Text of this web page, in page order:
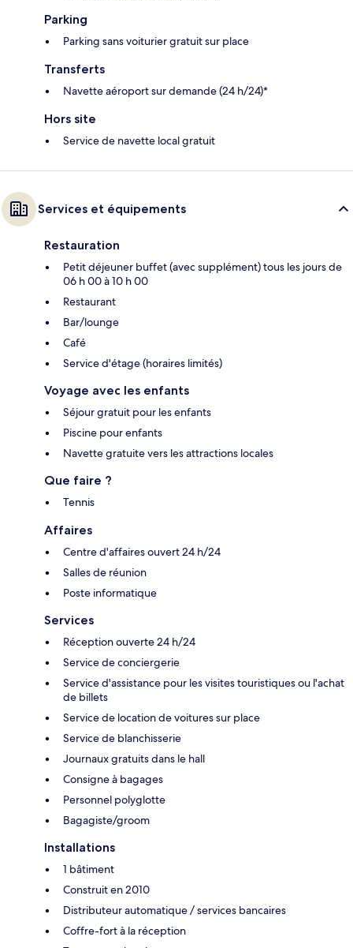
Parking
Parking sans voiturier gratuit sur place
Transferts
Navette aéroport sur demande (24 h/24)*
Hors site
Service de navette local gratuit
Services et équipements
Restauration
Petit déjeuner buffet (avec supplément) tous les jours de
06 h 00 à 10 h 00
Restaurant
Bar/lounge
Café
Service d'étage (horaires limités)
Voyage avec les enfants
Séjour gratuit pour les enfants
Piscine pour enfants
Navette gratuite vers les attractions locales
Que faire ?
Tennis
Affaires
Centre d'affaires ouvert 24 h/24
Salles de réunion
Poste informatique
Services
Réception ouverte 24 h/24
Service de conciergerie
Service d'assistance pour les visites touristiques ou l'achat
de billets
Service de location de voitures sur place
Service de blanchisserie
Journaux gratuits dans le hall
Consigne à bagages
Personnel polyglotte
Bagagiste/groom
Installations
1 bâtiment
Construit en 2010
Distributeur automatique / services bancaires
Coffre-fort à la réception